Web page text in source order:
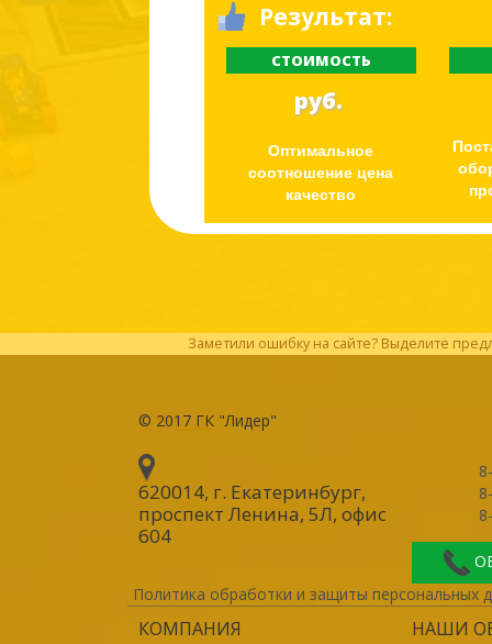
Результат:
СТОИМОСТЬ
руб.
Оптимальное
соотношение цена
качество
Заметили ошибку на сайте? Выделите
© 2017 ГК "Лидер"
620014, г. Екатеринбург,
проспект Ленина, 5Л, офис
604
Политика обработки и защиты персональных
КОМПАНИЯ НАШИ